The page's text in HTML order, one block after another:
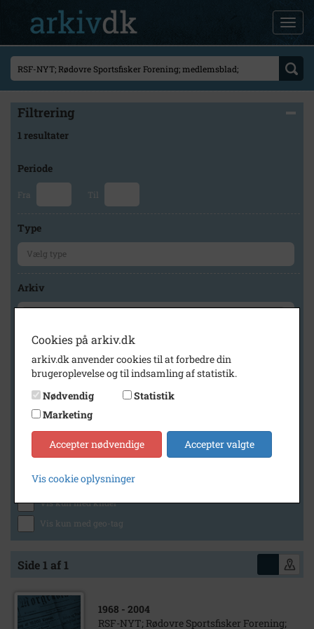
Filtrering
1 resultater
Periode
Fra Til
Type
Arkiv
Geografi
Generelt
Vis kun med billeder
Vis kun med lydklip
Vis kun med kilder
Vis kun med geo-tag
Side 1 af 1
1968 - 2004
RSF-NYT; Rødovre Sportsfisker Forening;
Cookies på arkiv.dk
arkiv.dk anvender cookies til at forbedre din
brugeroplevelse og til indsamling af statistik.
Nødvendig
Statistik
Marketing
Accepter nødvendige Accepter valgte
Vis cookie oplysninger